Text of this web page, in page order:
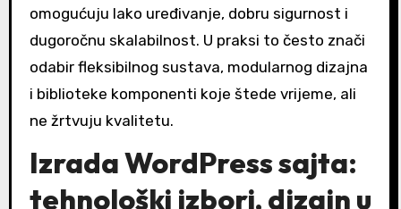
omogućuju lako uređivanje, dobru sigurnost i
dugoročnu skalabilnost. U praksi to često znači
odabir fleksibilnog sustava, modularnog dizajna
i biblioteke komponenti koje štede vrijeme, ali
ne žrtvuju kvalitetu.
Izrada WordPress sajta:
tehnološki izbori, dizajn u